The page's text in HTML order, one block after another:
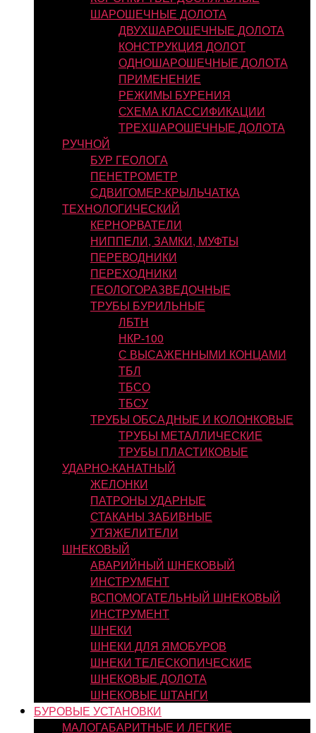
ШАРОШЕЧНЫЕ ДОЛОТА
ДВУХШАРОШЕЧНЫЕ ДОЛОТА
КОНСТРУКЦИЯ ДОЛОТ
ОДНОШАРОШЕЧНЫЕ ДОЛОТА
ПРИМЕНЕНИЕ
РЕЖИМЫ БУРЕНИЯ
СХЕМА КЛАССИФИКАЦИИ
ТРЕХШАРОШЕЧНЫЕ ДОЛОТА
РУЧНОЙ
БУР ГЕОЛОГА
ПЕНЕТРОМЕТР
СДВИГОМЕР-КРЫЛЬЧАТКА
ТЕХНОЛОГИЧЕСКИЙ
КЕРНОРВАТЕЛИ
НИППЕЛИ, ЗАМКИ, МУФТЫ
ПЕРЕВОДНИКИ
ПЕРЕХОДНИКИ
ГЕОЛОГОРАЗВЕДОЧНЫЕ
ТРУБЫ БУРИЛЬНЫЕ
ЛБТН
НКР-100
С ВЫСАЖЕННЫМИ КОНЦАМИ
ТБЛ
ТБСО
ТБСУ
ТРУБЫ ОБСАДНЫЕ И КОЛОНКОВЫЕ
ТРУБЫ МЕТАЛЛИЧЕСКИЕ
ТРУБЫ ПЛАСТИКОВЫЕ
УДАРНО-КАНАТНЫЙ
ЖЕЛОНКИ
ПАТРОНЫ УДАРНЫЕ
СТАКАНЫ ЗАБИВНЫЕ
УТЯЖЕЛИТЕЛИ
ШНЕКОВЫЙ
АВАРИЙНЫЙ ШНЕКОВЫЙ
ИНСТРУМЕНТ
ВСПОМОГАТЕЛЬНЫЙ ШНЕКОВЫЙ
ИНСТРУМЕНТ
ШНЕКИ
ШНЕКИ ДЛЯ ЯМОБУРОВ
ШНЕКИ ТЕЛЕСКОПИЧЕСКИЕ
ШНЕКОВЫЕ ДОЛОТА
ШНЕКОВЫЕ ШТАНГИ
БУРОВЫЕ УСТАНОВКИ
МАЛОГАБАРИТНЫЕ И ЛЕГКИЕ